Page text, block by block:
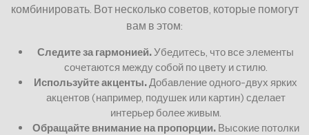
комбинировать. Вот несколько советов, которые помогут
вам в этом:
Следите за гармонией.Убедитесь, что все элементы
сочетаются между собой по цвету и стилю.
Используйте акценты. Добавление одного-двух ярких
акцентов (например, подушек или картин) сделает
интерьер более живым.
Обращайте внимание на пропорции.Высокие потолки